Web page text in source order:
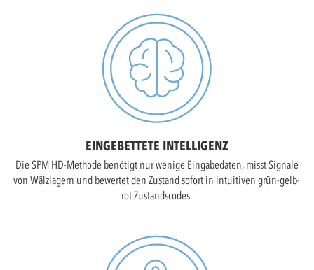
EINGEBETTETE INTELLIGENZ
Die SPM HD-Methode benötigt nur wenige Eingabedaten, misst Signale
von Wälzlagern und bewertet den Zustand sofort in intuitiven grün-gelb-
rot Zustandscodes.